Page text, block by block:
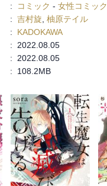
: コミック - 女性コミック
: 吉村旋 柚原テイル
:
KADOKAWA
:
2022.08.05
:
2022.08.05
: 108.2MB